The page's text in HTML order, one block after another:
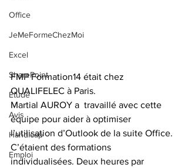
Office
JeMeFormeChezMoi
Excel
SharePoint
Étude
Avis
Handicap
Emploi
FMP Formation14 était chez
QUALIFELEC à Paris.
Martial AUROY a  travaillé avec cette
équipe pour aider à optimiser
l’utilisation d’Outlook de la suite Office.
C’étaient des formations
individualisées. Deux heures par